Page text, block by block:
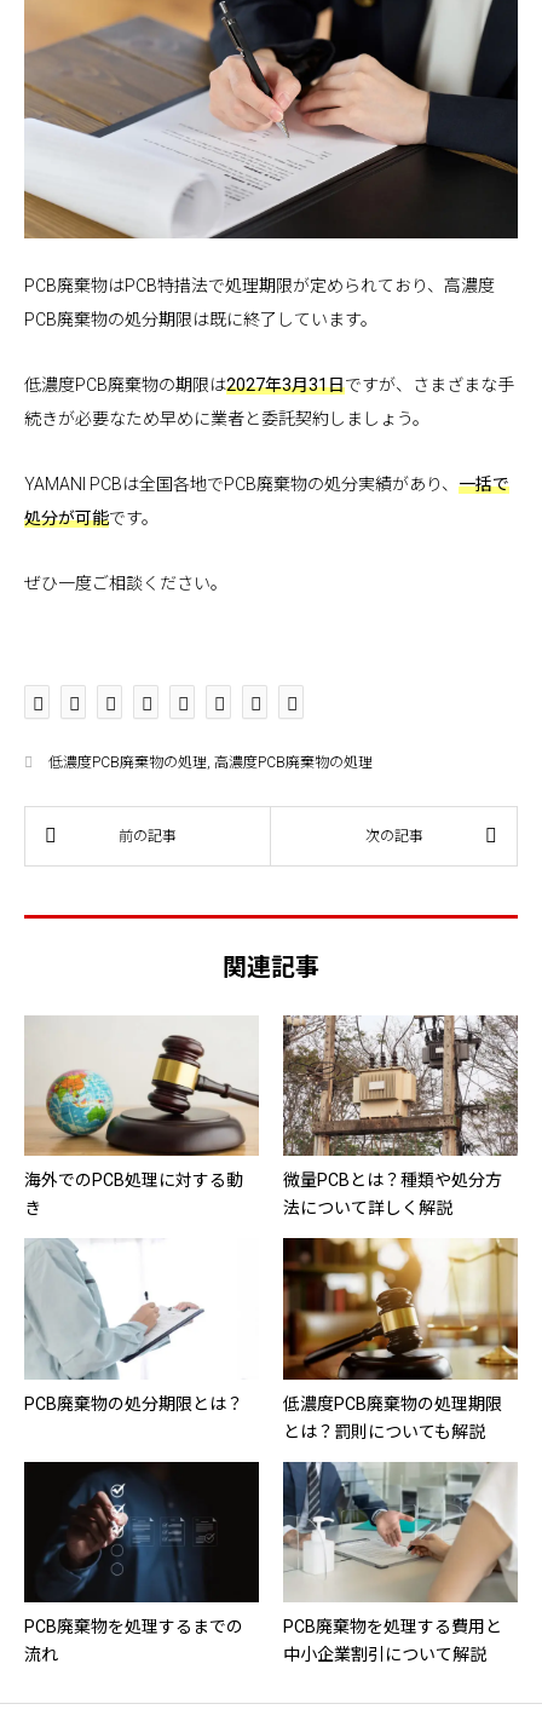
PCB廃棄物はPCB特措法で処理期限が定められており、高濃度
PCB廃棄物の処分期限は既に終了しています。
低濃度PCB廃棄物の期限は2027年3月31日ですが、さまざまな手
続きが必要なため早めに業者と委託契約しましょう。
YAMANI PCBは全国各地でPCB廃棄物の処分実績があり、 一括で
処分が可能です。
ぜひ一度ご相談ください。
低濃度PCB廃棄物の処理, 高濃度PCB廃棄物の処理
関連記事
海外でのPCB処理に対する動
き
微量PCBとは？種類や処分方
法について詳しく解説
PCB廃棄物の処分期限とは？
低濃度PCB廃棄物の処理期限
とは？罰則についても解説
PCB廃棄物を処理するまでの
流れ
PCB廃棄物を処理する費用と
中小企業割引について解説